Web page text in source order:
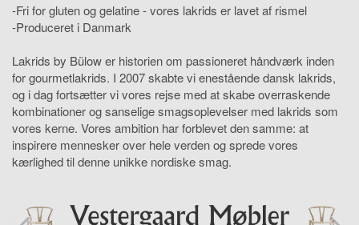
-Fri for gluten og gelatine - vores lakrids er lavet af rismel
-Produceret i Danmark
Lakrids by Bülow er historien om passioneret håndværk inden
for gourmetlakrids. I 2007 skabte vi enestående dansk lakrids,
og i dag fortsætter vi vores rejse med at skabe overraskende
kombinationer og sanselige smagsoplevelser med lakrids som
vores kerne. Vores ambition har forblevet den samme: at
inspirere mennesker over hele verden og sprede vores
kærlighed til denne unikke nordiske smag.